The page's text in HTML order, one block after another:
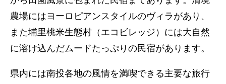
農場にはヨーロピアンスタイルのヴィラがあり、
また埔里桃米生態村（エコビレッジ）には大自然
に溶け込んだムードたっぷりの民宿があります。
県内には南投各地の風情を満喫できる主要な旅行